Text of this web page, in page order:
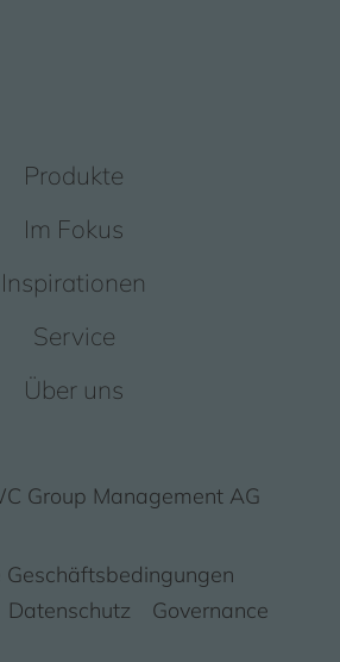
Produkte
Im Fokus
Inspirationen
Service
Über uns
Group Management AG
Geschäftsbedingungen
Datenschutz Governance